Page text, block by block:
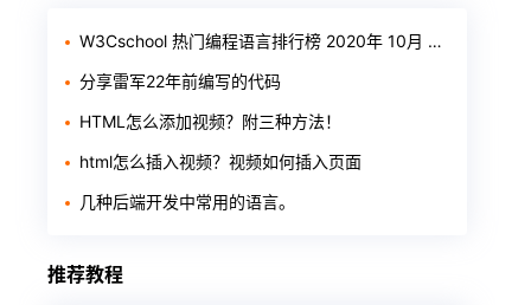
W3Cschool 热门编程语言排行榜 2020年 10月 TOP10
分享雷军22年前编写的代码
HTML怎么添加视频？附三种方法！
html怎么插入视频？视频如何插入页面
几种后端开发中常用的语言。
推荐教程